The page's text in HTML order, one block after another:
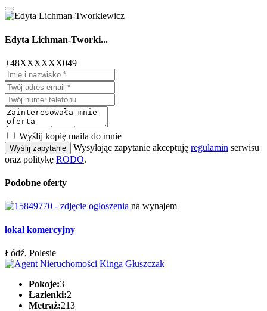
Edyta Lichman-Tworki...
+48XXXXXX049
Wyślij kopię maila do mnie
Wyślij zapytanie Wysyłając zapytanie akceptuję regulamin serwisu
oraz politykę RODO.
Podobne oferty
na wynajem
lokal komercyjny
Łódź, Polesie
Pokoje:3
Łazienki:2
Metraż:213